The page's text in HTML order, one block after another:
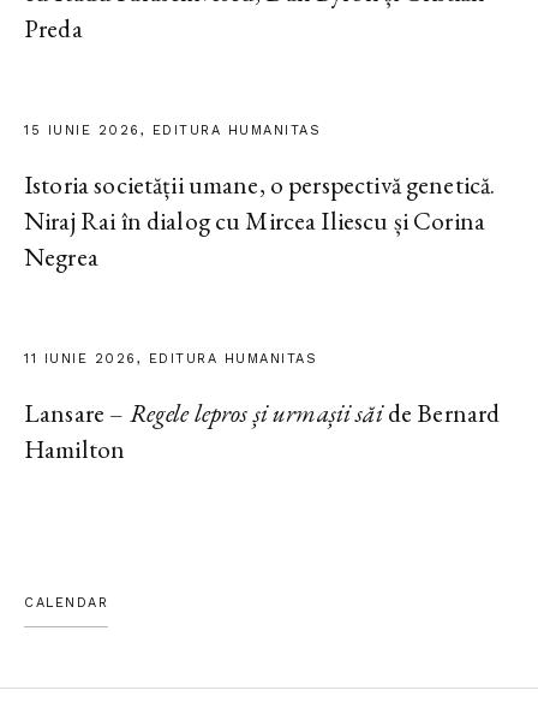
Preda
15 IUNIE 2026, EDITURA HUMANITAS
Istoria societății umane, o perspectivă genetică.
Niraj Rai în dialog cu Mircea Iliescu și Corina
Negrea
11 IUNIE 2026, EDITURA HUMANITAS
Lansare – Regele lepros și urmașii săide Bernard
Hamilton
CALENDAR